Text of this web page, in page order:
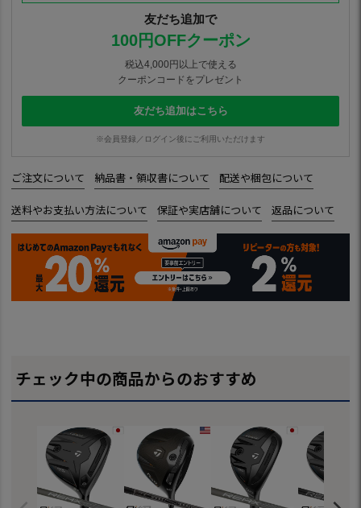
友だち追加で
100円OFFクーポン
税込4,000円以上で使える
クーポンコードをプレゼント
友だち追加はこちら
※会員登録／ログイン後にご利用いただけます
ご注文について 納品書・領収書について 配送や梱包について
送料やお支払い方法について 保証や実店舗について 返品について
チェック中の商品からのおすすめ